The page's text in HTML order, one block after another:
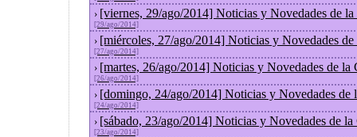
› [viernes, 29/ago/2014] Noticias y Novedades de
[29/ago/2014]
› [miércoles, 27/ago/2014] Noticias y Novedades
[27/ago/2014]
› [martes, 26/ago/2014] Noticias y Novedades de la
[26/ago/2014]
› [domingo, 24/ago/2014] Noticias y Novedades de
[24/ago/2014]
› [sábado, 23/ago/2014] Noticias y Novedades de
[23/ago/2014]